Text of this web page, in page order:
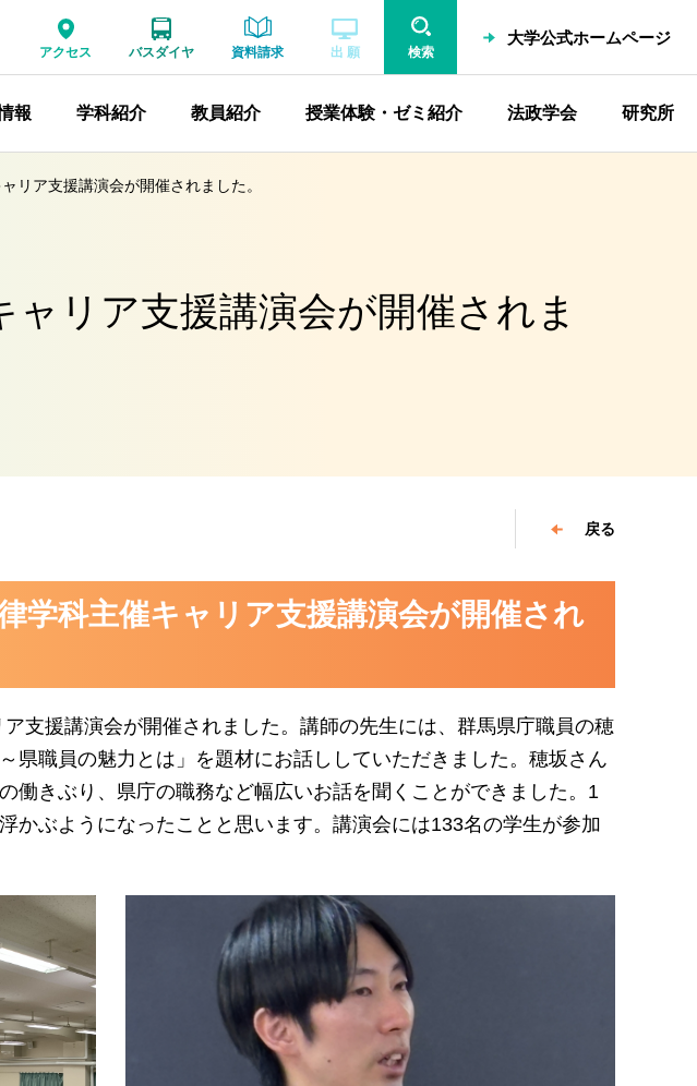
アクセス バスダイヤ 資料請求 出 願 検索
大学公式ホームページ
報 学科紹介 教員紹介 授業体験・ゼミ紹介 法政学会 研究所
リア支援講演会が開催されました。
リア支援講演会が開催されま
戻る
学科主催キャリア支援講演会が開催され
支援講演会が開催されました。講師の先生には、群馬県庁職員の穂
県職員の魅力とは」を題材にお話ししていただきました。穂坂さん
働きぶり、県庁の職務など幅広いお話を聞くことができました。1
かぶようになったことと思います。講演会には133名の学生が参加